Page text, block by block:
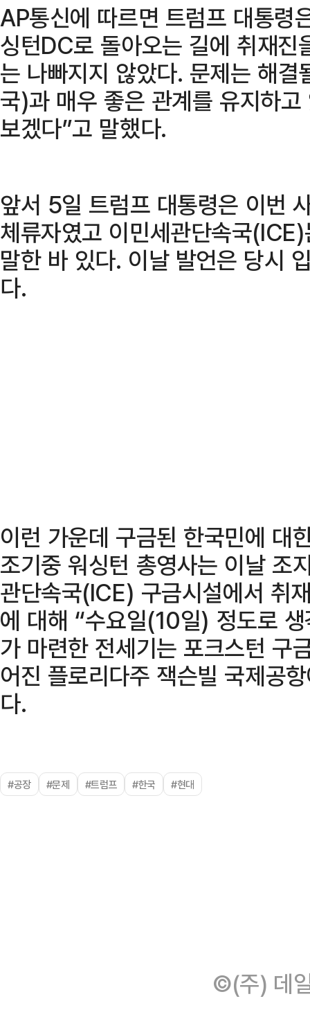
AP통신에 따르면 트럼프 대통령
싱턴DC로 돌아오는 길에 취재진
는 나빠지지 않았다. 문제는 해
국)과 매우 좋은 관계를 유지하
보겠다”고 말했다.
앞서 5일 트럼프 대통령은 이번
체류자였고 이민세관단속국
말한 바 있다. 이날 발언은 당시
다.
이런 가운데 구금된 한국민에 대
조기중 워싱턴 총영사는 이날 조
관단속국(ICE) 구금시설에서 취
에 대해 “수요일(10일) 정도로
가 마련한 전세기는 포크스턴 구
어진 플로리다주 잭슨빌 국제공
다.
#공장 #문제 #트럼프 #한국 #현대
©(주) 데